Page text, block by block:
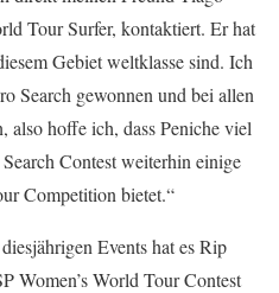
Tour Surfer, kontaktiert. Er hat
Gebiet weltklasse sind. Ich
Search gewonnen und bei allen
also hoffe ich, dass Peniche viel
Contest weiterhin einige
Competition bietet.“
Events hat es Rip
Women’s World Tour Contest